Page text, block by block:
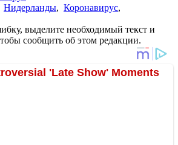
Нидерланды, Коронавирус,
выделите необходимый текст и
сообщить об этом редакции.